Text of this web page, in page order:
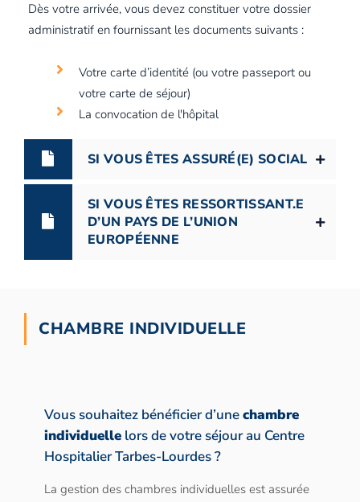
Dès votre arrivée, vous devez constituer votre dossier
administratif en fournissant les documents suivants :
Votre carte d’identité (ou votre passeport ou
votre carte de séjour)
La convocation de l'hôpital
SI VOUS ÊTES ASSURÉ(E) SOCIAL
SI VOUS ÊTES RESSORTISSANT.E
D’UN PAYS DE L’UNION
EUROPÉENNE
CHAMBRE INDIVIDUELLE
Vous souhaitez bénéficier d’unechambre
individuelle lors de votre séjour au Centre
Hospitalier Tarbes-Lourdes ?
La gestion des chambres individuelles est assurée